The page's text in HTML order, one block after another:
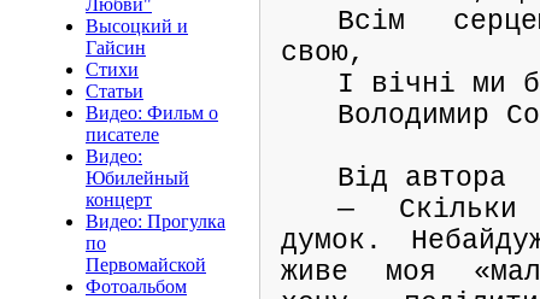
Любви"
Высоцкий и
Гайсин
Стихи
Статьи
Видео: Фильм о
писателе
Видео:
Юбилейный
концерт
Видео: Прогулка
по
Первомайской
Фотоальбом
Всім
свою,
І вічні ми
Володимир
Від автора
—
думок.
живе моя